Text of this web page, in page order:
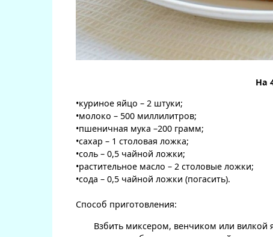
На
•куриное яйцо – 2 штуки;
•молоко – 500 миллилитров;
•пшеничная мука –200 грамм;
•сахар – 1 столовая ложка;
•соль – 0,5 чайной ложки;
•растительное масло – 2 столовые ложки;
•сода – 0,5 чайной ложки (погасить).
Способ приготовления:
Взбить миксером, венчиком или вилкой